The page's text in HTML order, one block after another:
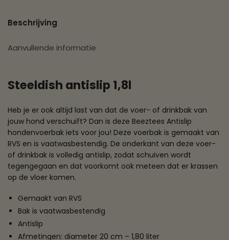
Beschrijving
Aanvullende informatie
Steeldish antislip 1,8l
Heb je er ook altijd last van dat de voer- of drinkbak van
jouw hond verschuift? Dan is deze Beeztees Antislip
hondenvoerbak iets voor jou! Deze voerbak is gemaakt van
RVS en is vaatwasbestendig. De onderkant van deze voer-
of drinkbak is volledig antislip, zodat schuiven wordt
tegengegaan en dat voorkomt ook meteen dat er krassen
op de vloer komen.
Gemaakt van RVS
Bak is vaatwasbestendig
Antislip
Afmetingen: diameter 20 cm – 1,80 liter